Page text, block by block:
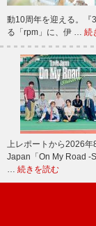
動10周年を迎える。『
る「rpm」に、伊 … 続
上レポートから2026
Japan「On My Road -
… 続きを読む